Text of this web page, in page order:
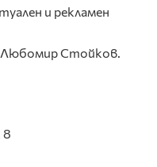
и рекламен
Любомир Стойков.
8